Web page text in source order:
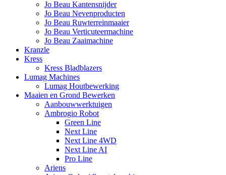
Jo Beau Kantensnijder
Jo Beau Nevenproducten
Jo Beau Ruwterreinmaaier
Jo Beau Verticuteermachine
Jo Beau Zaaimachine
Kranzle
Kress
Kress Bladblazers
Lumag Machines
Lumag Houtbewerking
Maaien en Grond Bewerken
Aanbouwwerktuigen
Ambrogio Robot
Green Line
Next Line
Next Line 4WD
Next Line AI
Pro Line
Ariens